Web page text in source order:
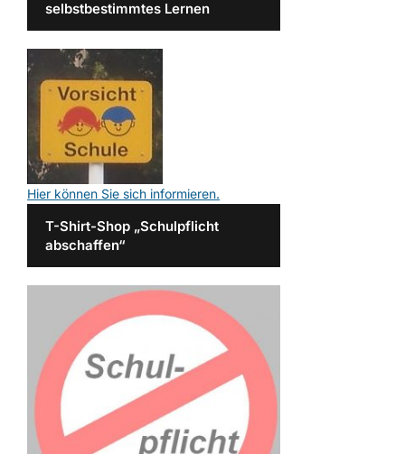
selbstbestimmtes Lernen
Hier können Sie sich informieren.
T-Shirt-Shop „Schulpflicht
abschaffen“